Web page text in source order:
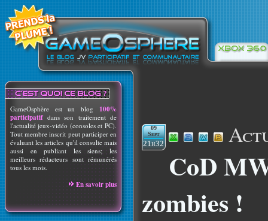
GameOsphère est un blog 100%
participatif dans son traitement de
l'actualité jeux-vidéo (consoles et PC).
Tout membre inscrit peut participer en
évaluant les articles qu'il consulte mais
aussi en publiant les siens; les
meilleurs rédacteurs sont rémunérés
tous les mois.
En savoir plus
09
Sept
21h32
CoD
zombies !